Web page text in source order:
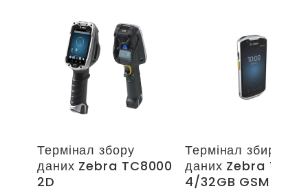
Термінал збору
даних Zebra TC8000
2D
Термінал збирання
даних Zebra
4/32GB GSM